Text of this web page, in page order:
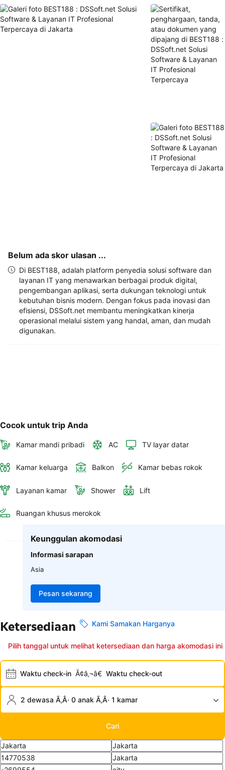
semua
rincian
akomodasi
Belum ada skor ulasan ...
Di BEST188, adalah platform penyedia solusi software dan
layanan IT yang menawarkan berbagai produk digital,
pengembangan aplikasi, serta dukungan teknologi untuk
kebutuhan bisnis modern. Dengan fokus pada inovasi dan
efisiensi, DSSoft.net membantu meningkatkan kinerja
operasional melalui sistem yang handal, aman, dan mudah
digunakan.
Cocok untuk trip Anda
Kamar mandi pribadi AC TV layar datar
Kamar keluarga Balkon Kamar bebas rokok
Layanan kamar Shower Lift
Ruangan khusus merokok
Keunggulan akomodasi
Informasi sarapan
Asia
Pesan sekarang
Ketersediaan Kami Samakan Harganya
Pilih tanggal untuk melihat ketersediaan dan harga akomodasi ini
Waktu check-in Ã¢â‚¬â€ Waktu check-out
2 dewasa Ã‚Â· 0 anak Ã‚Â· 1 kamar
Cari